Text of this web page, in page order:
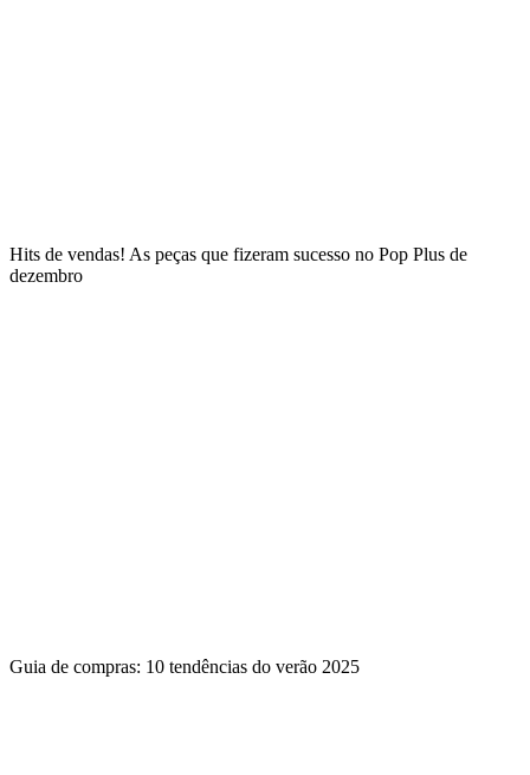
Hits de vendas! As peças que fizeram sucesso no Pop Plus de
dezembro
Guia de compras: 10 tendências do verão 2025